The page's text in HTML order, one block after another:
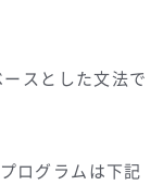
スとした文法で
ログラムは下記